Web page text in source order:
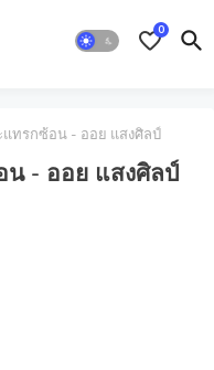
0
แทรกซ้อน - ออย แสงศิลป์
น - ออย แสงศิลป์